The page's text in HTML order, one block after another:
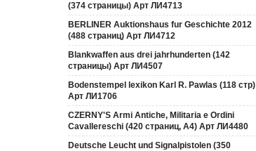
(374 страницы) Арт ЛИ4713
BERLINER Auktionshaus fur Geschichte 2012
(488 страниц) Арт ЛИ4712
Blankwaffen aus drei jahrhunderten (142
страницы) Арт ЛИ4507
Bodenstempel lexikon Karl R. Pawlas (118 cтр)
Арт ЛИ1706
CZERNY'S Armi Antiche, Militaria e Ordini
Cavallereschi (420 страниц, А4) Арт ЛИ4480
Deutsche Leucht und Signalpistolen (350